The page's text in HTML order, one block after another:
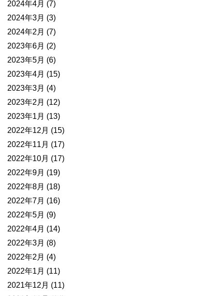
2024年4月 (7)
2024年3月 (3)
2024年2月 (7)
2023年6月 (2)
2023年5月 (6)
2023年4月 (15)
2023年3月 (4)
2023年2月 (12)
2023年1月 (13)
2022年12月 (15)
2022年11月 (17)
2022年10月 (17)
2022年9月 (19)
2022年8月 (18)
2022年7月 (16)
2022年5月 (9)
2022年4月 (14)
2022年3月 (8)
2022年2月 (4)
2022年1月 (11)
2021年12月 (11)